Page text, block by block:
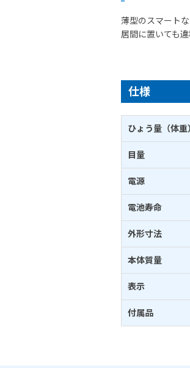
薄型のスマート
居間に置いても
仕様
ひょう量（体重
目量
電源
電池寿命
外形寸法
本体質量
表示
付属品